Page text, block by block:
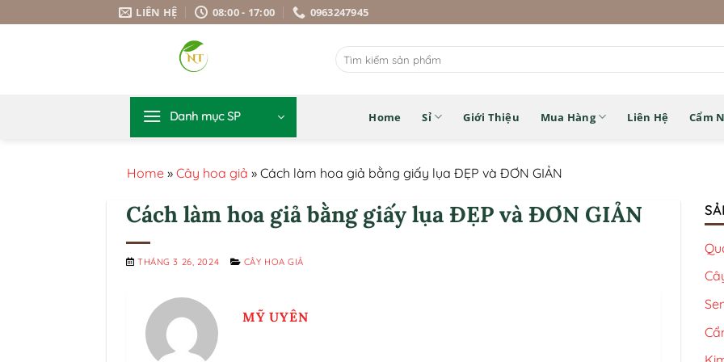
LIÊN HỆ 08:00 - 17:00 0963247945
Tìm
kiếm:
Danh mục SP Home Sỉ Giới Thiệu Mua Hàng Liên Hệ Cẩm
Home » Cây hoa giả » Cách làm hoa giả bằng giấy lụa ĐẸP và ĐƠN GIẢN
Cách làm hoa giả bằng giấy lụa ĐẸP và ĐƠN GIẢN
THÁNG 3 26, 2024 CÂY HOA GIẢ
MỸ UYÊN